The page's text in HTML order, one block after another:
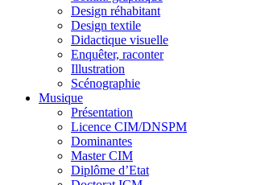
Design réhabitant
Design textile
Didactique visuelle
Enquêter, raconter
Illustration
Scénographie
Musique
Présentation
Licence CIM/DNSPM
Dominantes
Master CIM
Diplôme d’Etat